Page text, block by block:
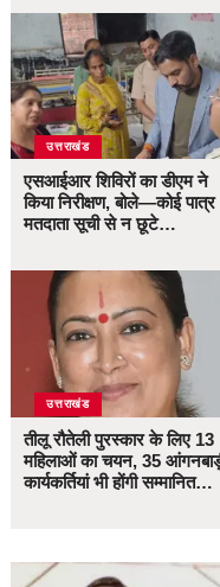
उत्तराखंड
एसआईआर शिविरों का डीएम ने
किया निरीक्षण, बोले—कोई पात्र
मतदाता सूची से न छूटे…
उत्तराखंड
तीलू रौतेली पुरस्कार के लिए 13
महिलाओं का चयन, 35
कार्यकर्तियां भी होंगी सम्मानित…